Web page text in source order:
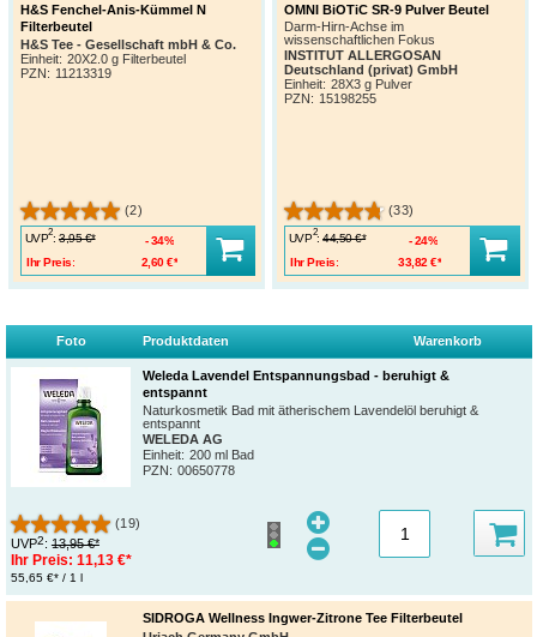
H&S Fenchel-Anis-Kümmel N
Filterbeutel
H&S Tee - Gesellschaft mbH & Co.
Einheit: 20X2.0 g Filterbeutel
PZN : 11213319
(2)
UVP
2
: 3,95 €*
Ihr Preis:
2,60 €*
34%
OMNI BiOTiC SR-9 Pulver Beutel
Darm-Hirn-Achse im
wissenschaftlichen Fokus
INSTITUT ALLERGOSAN
Deutschland (privat) GmbH
Einheit: 28X3 g Pulver
PZN: 15198255
(33)
UVP
2
: 44,50 €*
Ihr Preis:
33,82 €*
24%
Foto Produktdaten Warenkorb
Weleda Lavendel Entspannungsbad - beruhigt &
entspannt
Naturkosmetik Bad mit ätherischem Lavendelöl beruhigt &
entspannt
WELEDA AG
Einheit: 200 ml Bad
PZN: 00650778
(19)
UVP2: 13,95 €*
Ihr Preis: 11,13 €*
55,65 €* / 1 l
SIDROGA Wellness Ingwer-Zitrone Tee Filterbeutel